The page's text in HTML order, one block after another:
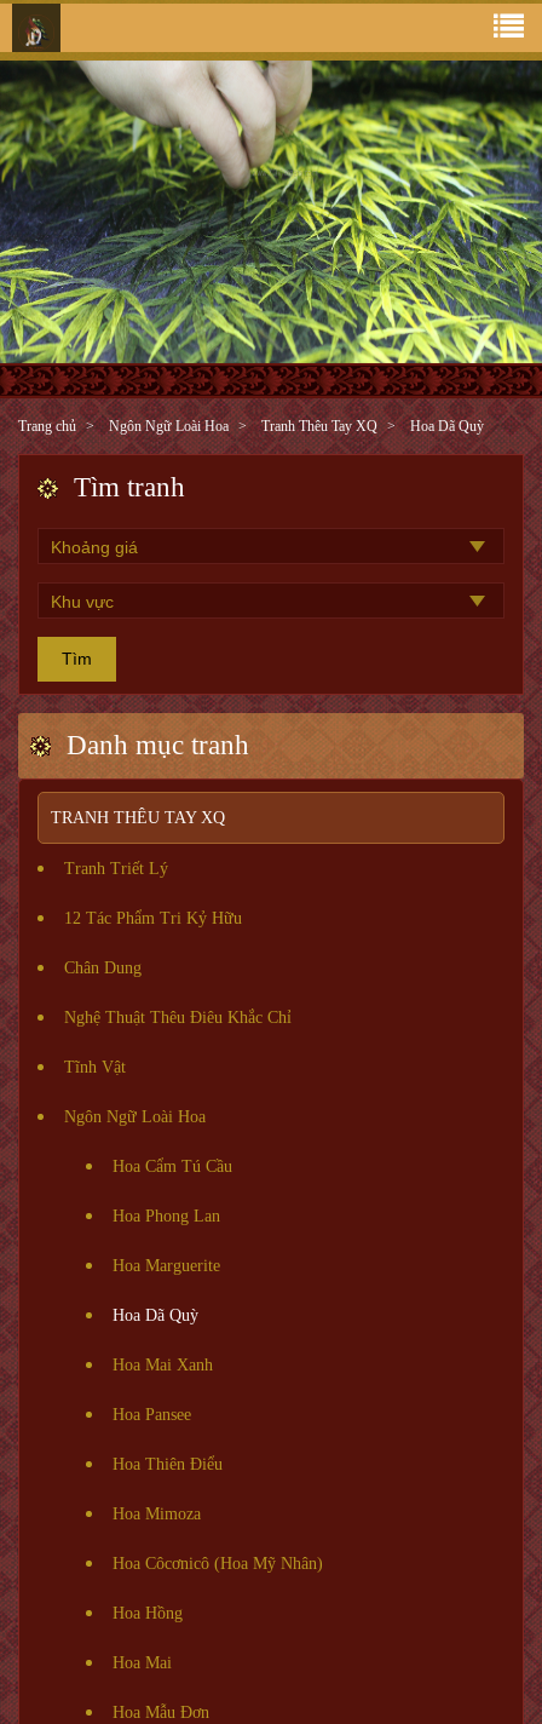
Trang chủ Ngôn Ngữ Loài Hoa Tranh Thêu Tay XQ Hoa Dã Quỳ
Tìm tranh
Tìm
Danh mục tranh
TRANH THÊU TAY XQ
Tranh Triết Lý
12 Tác Phẩm Tri Kỷ Hữu
Chân Dung
Nghệ Thuật Thêu Điêu Khắc Chỉ
Tĩnh Vật
Ngôn Ngữ Loài Hoa
Hoa Cẩm Tú Cầu
Hoa Phong Lan
Hoa Marguerite
Hoa Dã Quỳ
Hoa Mai Xanh
Hoa Pansee
Hoa Thiên Điểu
Hoa Mimoza
Hoa Côcơnicô (Hoa Mỹ Nhân)
Hoa Hồng
Hoa Mai
Hoa Mẫu Đơn